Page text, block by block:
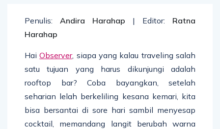
Penulis: Andira Harahap | Editor: Ratna
Harahap
HaiObserver, siapa yang kalau traveling salah
satu tujuan yang harus dikunjungi adalah
rooftop bar? Coba bayangkan, setelah
seharian lelah berkeliling kesana kemari, kita
bisa bersantai di sore hari sambil menyesap
cocktail, memandang langit berubah warna